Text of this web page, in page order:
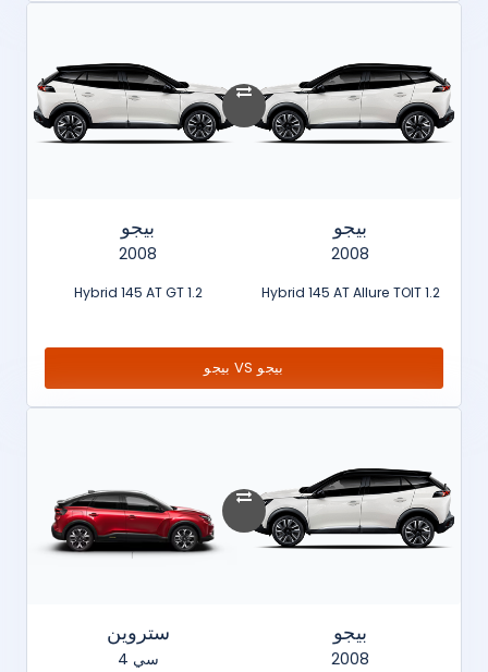
بيجو
2008
1.2 Hybrid 145 AT Allure TOIT
بيجو
2008
1.2 Hybrid 145 AT GT
بيجو VS بيجو
بيجو
2008
ستروين
سي 4